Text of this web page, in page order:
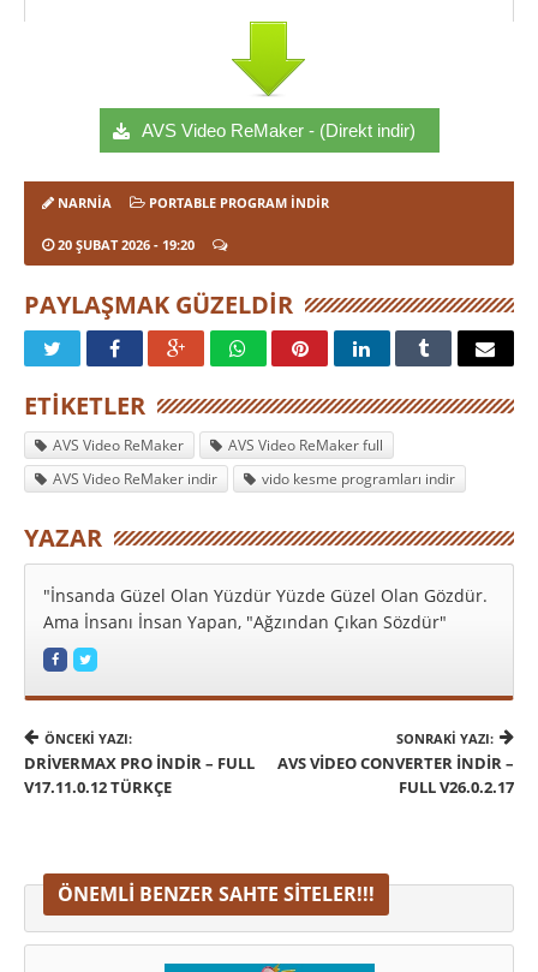
AVS Video ReMaker - (Direkt indir)
NARNIA PORTABLE PROGRAM İNDIR
20 ŞUBAT 2026 - 19:20
PAYLAŞMAK GÜZELDIR
ETIKETLER
AVS Video ReMaker
AVS Video ReMaker full
AVS Video ReMaker indir
vido kesme programları indir
YAZAR
"İnsanda Güzel Olan Yüzdür Yüzde Güzel Olan Gözdür.
Ama İnsanı İnsan Yapan, "Ağzından Çıkan Sözdür"
ÖNCEKI YAZI:
DRIVERMAX PRO İNDIR – FULL
V17.11.0.12 TÜRKÇE
SONRAKI YAZI:
AVS VIDEO CONVERTER İNDIR –
FULL V26.0.2.17
ÖNEMLI BENZER SAHTE SITELER!!!